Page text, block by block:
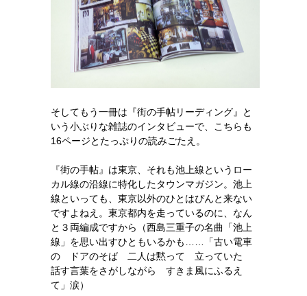
そしてもう一冊は『街の手帖リーディング』と
いう小ぶりな雑誌のインタビューで、こちらも
16ページとたっぷりの読みごたえ。
『街の手帖』は東京、それも池上線というロー
カル線の沿線に特化したタウンマガジン。池上
線といっても、東京以外のひとはぴんと来ない
ですよねえ。東京都内を走っているのに、なん
と３両編成ですから（西島三重子の名曲「池上
線」を思い出すひともいるかも……「古い電車
の ドアのそば 二人は黙って 立っていた
話す言葉をさがしながら すきま風にふるえ
て」涙）